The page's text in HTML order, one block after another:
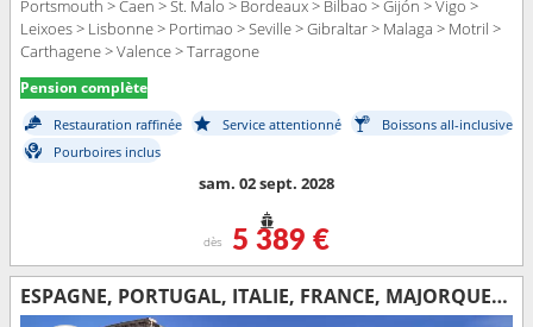
Portsmouth > Caen > St. Malo > Bordeaux > Bilbao > Gijón > Vigo >
Leixoes > Lisbonne > Portimao > Seville > Gibraltar > Malaga > Motril >
Carthagene > Valence > Tarragone
Pension complète
Restauration raffinée Service attentionné
Boissons all-inclusive
Pourboires inclus
sam. 02 sept. 2028
dès 5 389 €
ESPAGNE, PORTUGAL, ITALIE, FRANCE, MAJORQUE, GIBRALTAR, ROYAUME-UNI